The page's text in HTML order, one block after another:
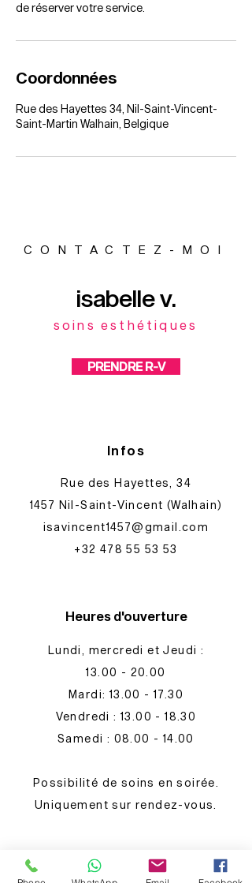
de réserver votre service.
Coordonnées
Rue des Hayettes 34, Nil-Saint-Vincent-
Saint-Martin Walhain, Belgique
CONTACTEZ-MOI
isabelle v.
soins esthétiques
PRENDRE R-V
Infos
Rue des Hayettes, 34​
1457 Nil-Saint-Vincent​​ (Walhain)
isavincent1457@gmail.com
+32 478 55 53 53
Heures d'ouverture
Lundi, mercredi et Jeudi :
13.00 - 20.00
Mardi: 13.00 - 17.30
​​Vendredi :13.00 - 18.30
Samedi : 08.00 - 14.00
Possibilité de soins en soirée.
Uniquement sur rendez-vous.
Contact